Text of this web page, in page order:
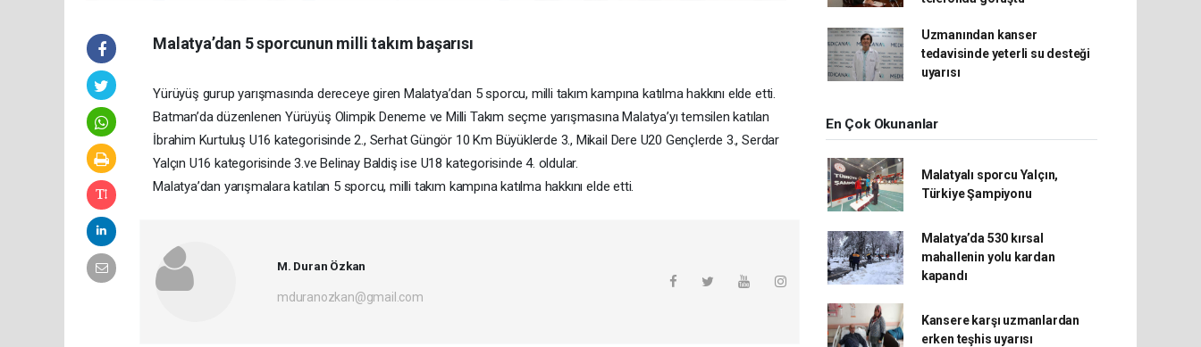
Malatya’dan 5 sporcunun milli takım başarısı
Yürüyüş gurup yarışmasında dereceye giren Malatya’dan 5 sporcu, milli takım kampına katılma hakkını elde etti.
Batman’da düzenlenen Yürüyüş Olimpik Deneme ve Milli Takım seçme yarışmasına Malatya’yı temsilen katılan
İbrahim Kurtuluş U16 kategorisinde 2., Serhat Güngör 10 Km Büyüklerde 3., Mikail Dere U20 Gençlerde 3., Serdar
Yalçın U16 kategorisinde 3.ve Belinay Baldiş ise U18 kategorisinde 4. oldular.
Malatya’dan yarışmalara katılan 5 sporcu, milli takım kampına katılma hakkını elde etti.
M. Duran Özkan
mduranozkan@gmail.com
Uzmanından kanser
tedavisinde yeterli su desteği
uyarısı
En Çok Okunanlar
Malatyalı sporcu Yalçın,
Türkiye Şampiyonu
Malatya’da 530 kırsal
mahallenin yolu kardan
kapandı
Kansere karşı uzmanlardan
erken teşhis uyarısı